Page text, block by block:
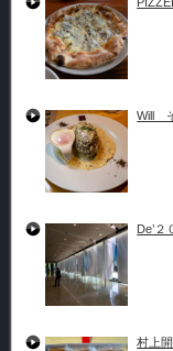
Will
De’２
村上